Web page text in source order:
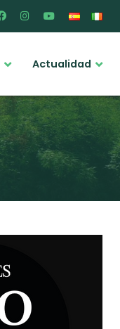
Actualidad